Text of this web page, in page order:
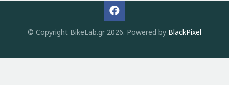
© Copyright BikeLab.gr 2026. Powered by BlackPixel